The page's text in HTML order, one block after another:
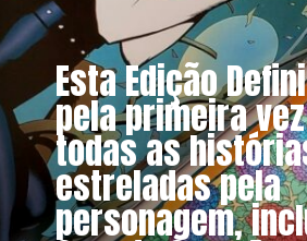
Esta Edição
pela primeira
todas as
estreladas pela
personagem,